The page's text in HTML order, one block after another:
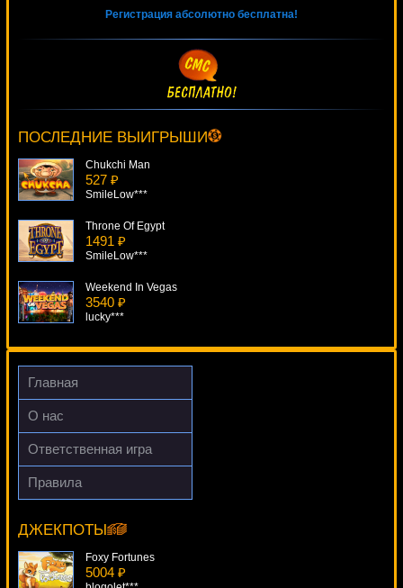
Регистрация абсолютно бесплатна!
ПОСЛЕДНИЕ ВЫИГРЫШИ
Deni***
Chukchi Man
527 ₽
SmileLow***
Throne Of Egypt
1491 ₽
SmileLow***
Weekend In Vegas
3540 ₽
lucky***
Dead Or Alive
3683 ₽
Lucy***
Главная
О нас
Ответственная игра
Правила
ДЖЕКПОТЫ
Frankie Dettori's Magic Seven
Lucy***
Foxy Fortunes
5004 ₽